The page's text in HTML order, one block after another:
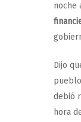
noche
Dijo
debió
hora